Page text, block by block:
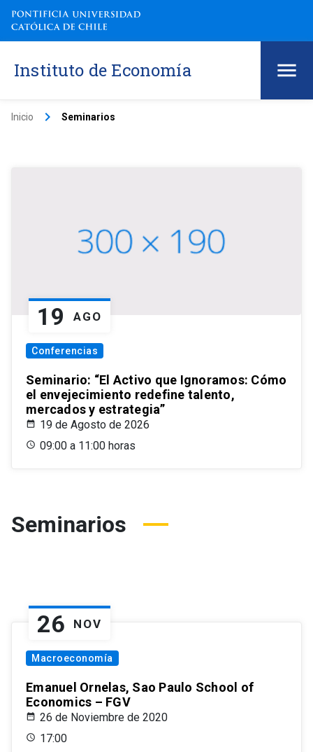
Instituto de Economía
Inicio keyboard_arrow_right Seminarios
19 AGO
Conferencias
Seminario: “El Activo que Ignoramos: Cómo
el envejecimiento redefine talento,
mercados y estrategia”
19 de Agosto de 2026
09:00 a 11:00 horas
Seminarios
26 NOV
Macroeconomía
Emanuel Ornelas, Sao Paulo School of
Economics – FGV
26 de Noviembre de 2020
17:00